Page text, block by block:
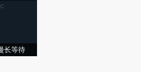
长等待